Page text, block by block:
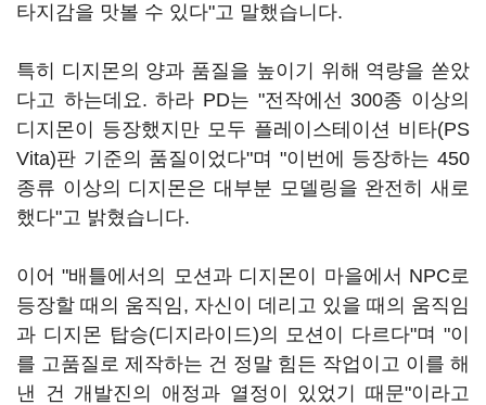
타지감을 맛볼 수 있다"고 말했습니다.
특히 디지몬의 양과 품질을 높이기 위해 역량을 쏟았
다고 하는데요. 하라 PD는 "전작에선 300종 이상의
디지몬이 등장했지만 모두 플레이스테이션 비타(PS
Vita)판 기준의 품질이었다"며 "이번에 등장하는 450
종류 이상의 디지몬은 대부분 모델링을 완전히 새로
했다"고 밝혔습니다.
이어 "배틀에서의 모션과 디지몬이 마을에서 NPC로
등장할 때의 움직임, 자신이 데리고 있을 때의 움직임
과 디지몬 탑승(디지라이드)의 모션이 다르다"며 "이
를 고품질로 제작하는 건 정말 힘든 작업이고 이를 해
낸 건 개발진의 애정과 열정이 있었기 때문"이라고